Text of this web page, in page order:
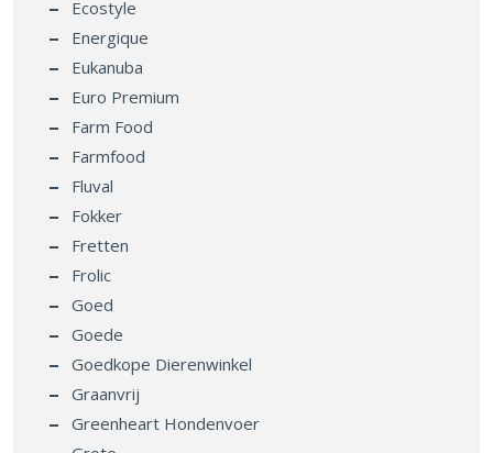
Ecostyle
Energique
Eukanuba
Euro Premium
Farm Food
Farmfood
Fluval
Fokker
Fretten
Frolic
Goed
Goede
Goedkope Dierenwinkel
Graanvrij
Greenheart Hondenvoer